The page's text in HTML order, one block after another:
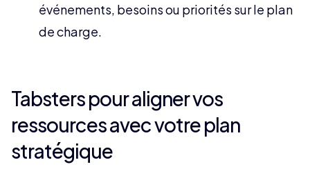
événements, besoins ou priorités sur le plan
de charge.
Tabsters pour aligner vos
ressources avec votre plan
stratégique